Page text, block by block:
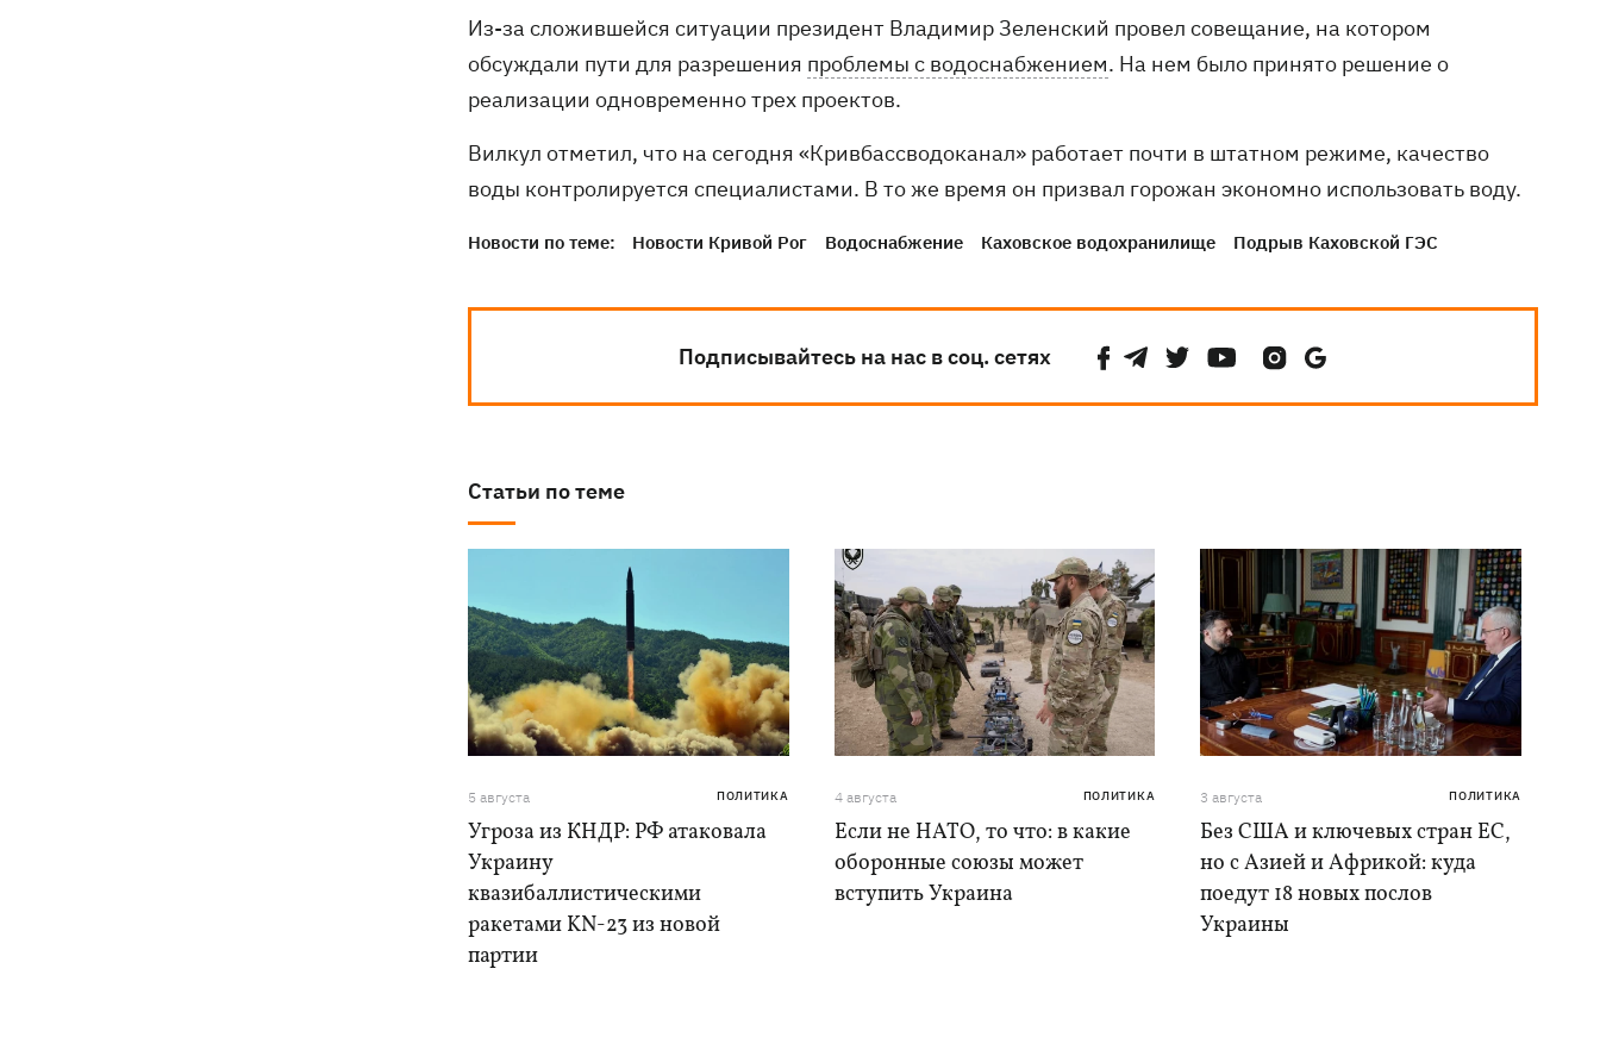
Из-за сложившейся ситуации президент Владимир Зеленский провел совещание, на котором
обсуждали пути для разрешения проблемы с водоснабжением. На нем было принято решение о
реализации одновременно трех проектов.
Вилкул отметил, что на сегодня «Кривбассводоканал» работает почти в штатном режиме, качество
воды контролируется специалистами. В то же время он призвал горожан экономно использовать воду.
Новости по теме: Новости Кривой Рог Водоснабжение Каховское водохранилище Подрыв Каховской ГЭС
Подписывайтесь на нас в соц. сетях
Статьи по теме
5 августа ПОЛИТИКА
Угроза из КНДР: РФ атаковала
Украину
квазибаллистическими
ракетами KN-23 из новой
партии
4 августа ПОЛИТИКА
Если не НАТО, то что: в какие
оборонные союзы может
вступить Украина
3 августа ПОЛИТИКА
Без США и ключевых стран ЕС,
но с Азией и Африкой: куда
поедут 18 новых послов
Украины